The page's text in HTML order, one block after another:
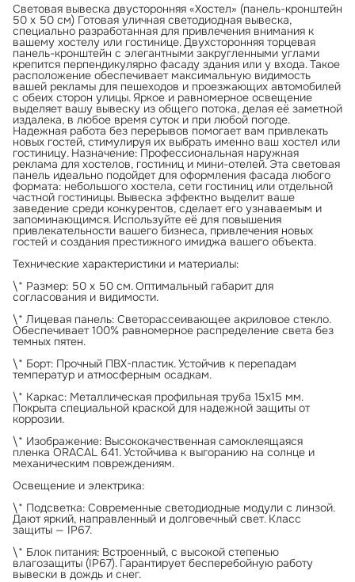
Световая вывеска двусторонняя «Хостел» (панель-кронштейн
50 х 50 см) Готовая уличная светодиодная вывеска,
специально разработанная для привлечения внимания к
вашему хостелу или гостинице. Двухсторонняя торцевая
панель-кронштейн с элегантными закругленными углами
крепится перпендикулярно фасаду здания или у входа. Такое
расположение обеспечивает максимальную видимость
вашей рекламы для пешеходов и проезжающих автомобилей
с обеих сторон улицы. Яркое и равномерное освещение
выделяет вашу вывеску из общего потока, делая её заметной
издалека, в любое время суток и при любой погоде.
Надежная работа без перерывов помогает вам привлекать
новых гостей, стимулируя их выбрать именно ваш хостел или
гостиницу. Назначение: Профессиональная наружная
реклама для хостелов, гостиниц и мини-отелей. Эта световая
панель идеально подойдет для оформления фасада любого
формата: небольшого хостела, сети гостиниц или отдельной
частной гостиницы. Вывеска эффектно выделит ваше
заведение среди конкурентов, сделает его узнаваемым и
запоминающимся. Используйте её для повышения
привлекательности вашего бизнеса, привлечения новых
гостей и создания престижного имиджа вашего объекта.
Технические характеристики и материалы:
\* Размер: 50 х 50 см. Оптимальный габарит для
согласования и видимости.
\* Лицевая панель: Светорассеивающее акриловое стекло.
Обеспечивает 100% равномерное распределение света без
темных пятен.
\* Борт: Прочный ПВХ-пластик. Устойчив к перепадам
температур и атмосферным осадкам.
\* Каркас: Металлическая профильная труба 15х15 мм.
Покрыта специальной краской для надежной защиты от
коррозии.
\* Изображение: Высококачественная самоклеящаяся
пленка ORACAL 641. Устойчива к выгоранию на солнце и
механическим повреждениям.
Освещение и электрика:
\* Подсветка: Современные светодиодные модули с линзой.
Дают яркий, направленный и долговечный свет. Класс
защиты — IP67.
\* Блок питания: Встроенный, с высокой степенью
влагозащиты (IP67). Гарантирует бесперебойную работу
вывески в дождь и снег.